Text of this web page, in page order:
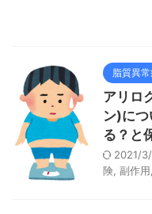
脂質異
アリロ
ン)に
る？と
2021/
険 副作用